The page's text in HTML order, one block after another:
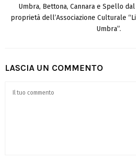
Umbra, Bettona, Cannara e Spello
proprietà dell’Associazione Culturale
Umbra”.
LASCIA UN COMMENTO